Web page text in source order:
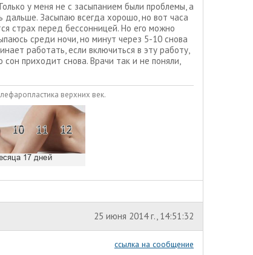
у меня не с засыпанием были проблемы, а
Засыпаю всегда хорошо, но вот часа
страх перед бессонницей. Но его можно
среди ночи, но минут через 5-10 снова
работать, если включиться в эту работу,
сон приходит снова. Врачи так и не поняли,
верхних век.
25 июня 2014 г., 14:51:32
ссылка на сообщение